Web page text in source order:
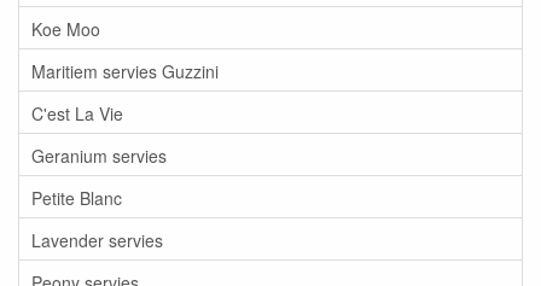
Koe Moo
Maritiem servies Guzzini
C'est La Vie
Geranium servies
Petite Blanc
Lavender servies